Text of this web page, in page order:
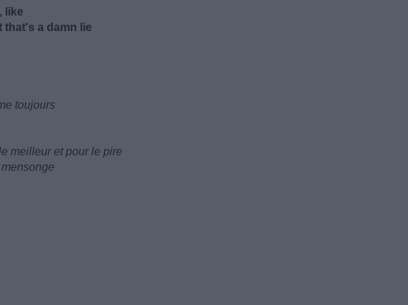
like
a damn lie
toujours
meilleur et pour le pire